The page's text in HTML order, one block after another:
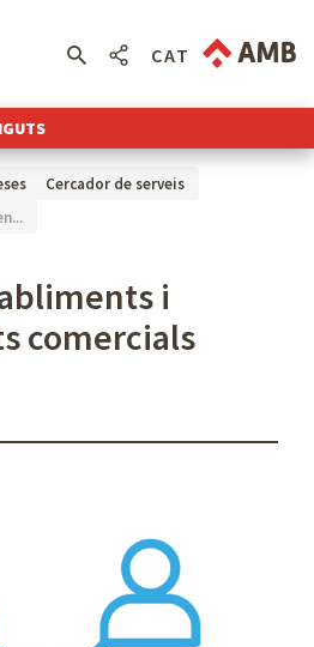
CAT
Cercador de serveis
i
comercials